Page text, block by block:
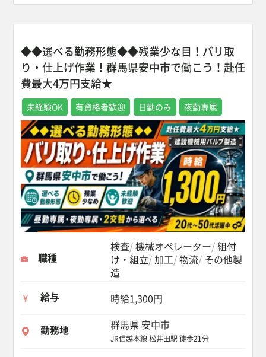
◆◆選べる勤務形態◆◆残業少な目！バリ取
り・仕上げ作業！群馬県安中市で働こう！赴任
費最大4万円支給★
未経験OK 有資格者歓迎 日勤のみ 夜勤専属
職種
検査 機械オペレーター 組付
け・組立 加工 物流 その他製
造
給与
時給1,300円
勤務地 群馬県 安中市
JR信越本線 松井田駅 徒歩21分